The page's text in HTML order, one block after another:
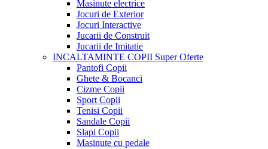
Masinute electrice
Jocuri de Exterior
Jocuri Interactive
Jucarii de Construit
Jucarii de Imitatie
INCALTAMINTE COPII Super Oferte
Pantofi Copii
Ghete & Bocanci
Cizme Copii
Sport Copii
Tenisi Copii
Sandale Copii
Slapi Copii
Masinute cu pedale